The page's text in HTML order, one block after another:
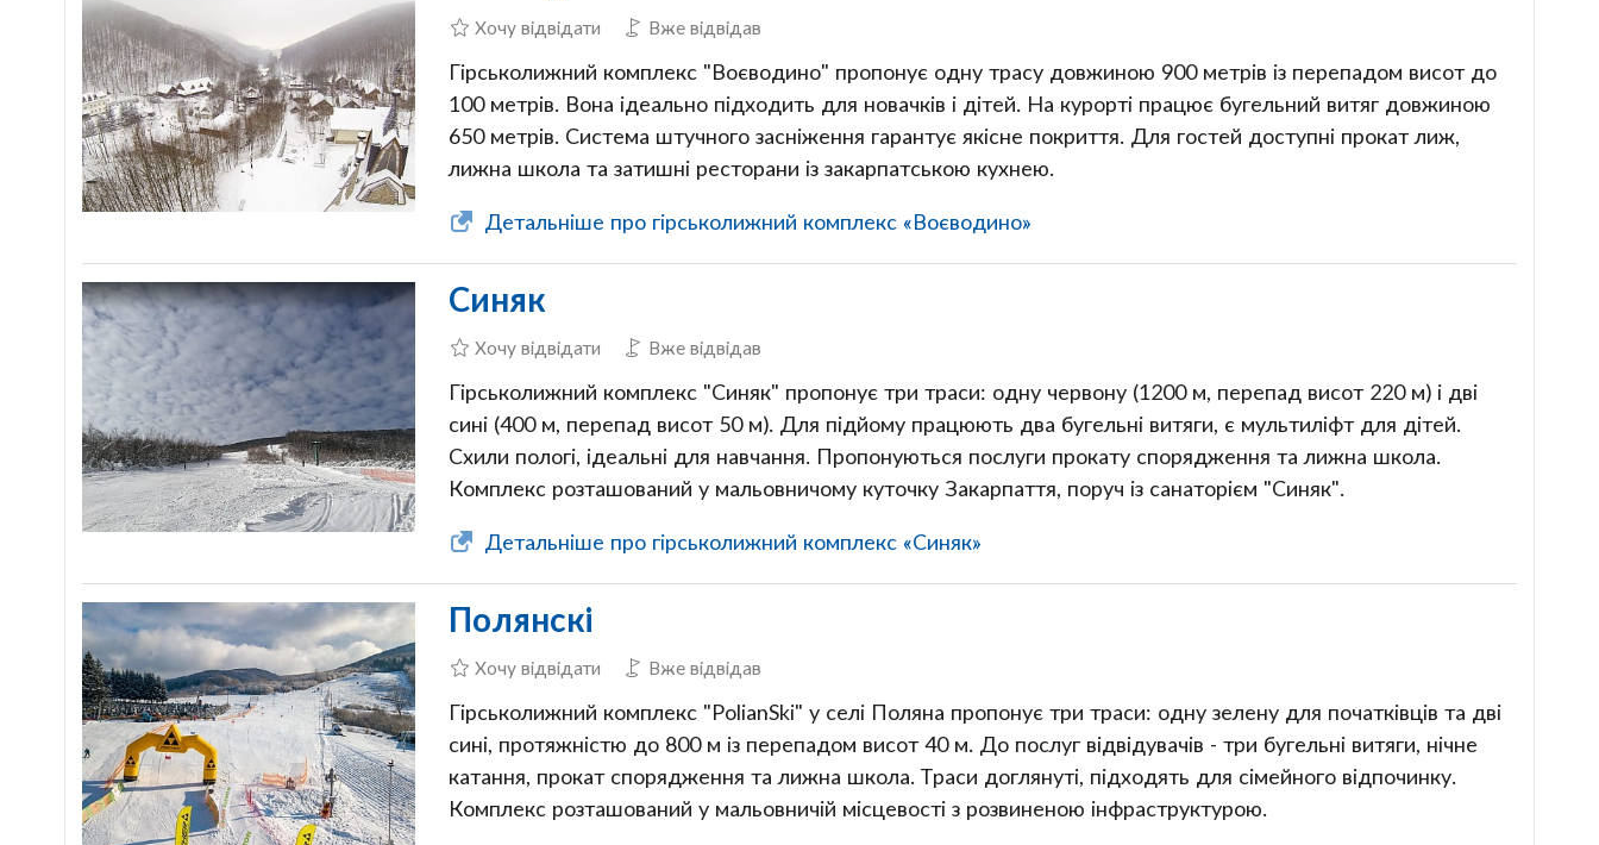
Хочу відвідати Вже відвідав
Гірськолижний комплекс "Воєводино" пропонує одну трасу довжиною 900 метрів із перепадом висот до
100 метрів. Вона ідеально підходить для новачків і дітей. На курорті працює бугельний витяг довжиною
650 метрів. Система штучного засніження гарантує якісне покриття. Для гостей доступні прокат лиж,
лижна школа та затишні ресторани із закарпатською кухнею.
Детальніше про гірськолижний комплекс «Воєводино»
Синяк
Хочу відвідати Вже відвідав
Гірськолижний комплекс "Синяк" пропонує три траси: одну червону (1200 м, перепад висот 220 м) і дві
сині (400 м, перепад висот 50 м). Для підйому працюють два бугельні витяги, є мультиліфт для дітей.
Схили пологі, ідеальні для навчання. Пропонуються послуги прокату спорядження та лижна школа.
Комплекс розташований у мальовничому куточку Закарпаття, поруч із санаторієм "Синяк".
Детальніше про гірськолижний комплекс «Синяк»
Полянскі
Хочу відвідати Вже відвідав
Гірськолижний комплекс "PolianSki" у селі Поляна пропонує три траси: одну зелену для початківців та дві
сині, протяжністю до 800 м із перепадом висот 40 м. До послуг відвідувачів - три бугельні витяги, нічне
катання, прокат спорядження та лижна школа. Траси доглянуті, підходять для сімейного відпочинку.
Комплекс розташований у мальовничій місцевості з розвиненою інфраструктурою.